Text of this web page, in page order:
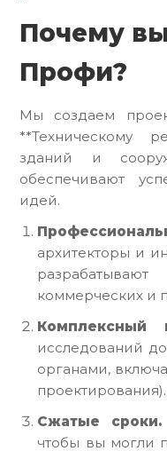
Почему
Профи?
Мы создаем
**Техническому
зданий и
обеспечивают
идей.
архитекторы и
коммерческих и
Комплексный
исследований
органами,
проектирования).
Сжатые сроки.
чтобы вы могли